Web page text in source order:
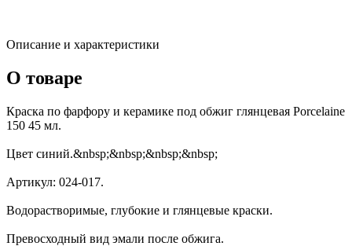
Описание и характеристики
О товаре
Краска по фарфору и керамике под обжиг глянцевая Porcelaine
150 45 мл.
Цвет синий.&nbsp;&nbsp;&nbsp;&nbsp;
Артикул: 024-017.
Водорастворимые, глубокие и глянцевые краски.
Превосходный вид эмали после обжига.